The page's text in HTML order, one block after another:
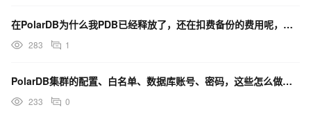
在PolarDB为什么我PDB已经释放了，还在扣费备份的费用呢，哪里关闭？ ![lQLPJwN4bK
283 1
PolarDB集群的配置、白名单、数据库账号、密码，这些怎么做备份？
233 0